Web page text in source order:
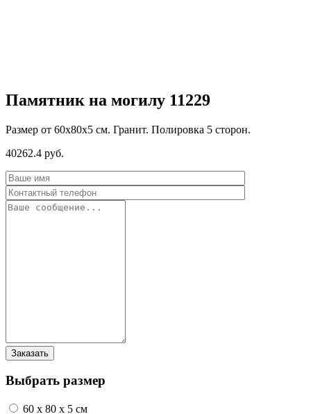
Памятник на могилу 11229
Размер от 60х80х5 см. Гранит. Полировка 5 сторон.
40262.4 руб.
Выбрать размер
60 x 80 x 5 см